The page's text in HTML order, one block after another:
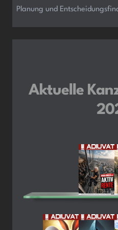
Planung und
Aktuelle